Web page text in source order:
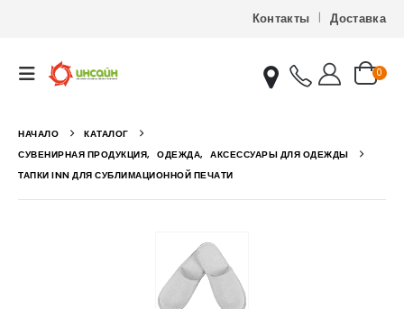
Контакты Доставка
0
НАЧАЛО
КАТАЛОГ
СУВЕНИРНАЯ ПРОДУКЦИЯ, ОДЕЖДА, АКСЕССУАРЫ ДЛЯ ОДЕЖДЫ
ТАПКИ INN ДЛЯ СУБЛИМАЦИОННОЙ ПЕЧАТИ